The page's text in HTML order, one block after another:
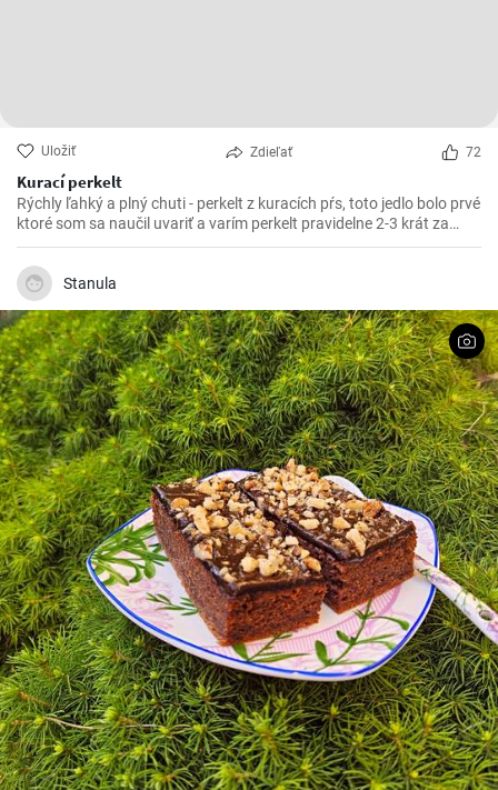
Uložiť Zdieľať 72
Kurací perkelt
Rýchly ľahký a plný chuti - perkelt z kuracích pŕs, toto jedlo bolo prvé
ktoré som sa naučil uvariť a varím perkelt pravidelne 2-3 krát za
mesiac. Vynikajúci kurací perkelt s kolienkami.
Stanula